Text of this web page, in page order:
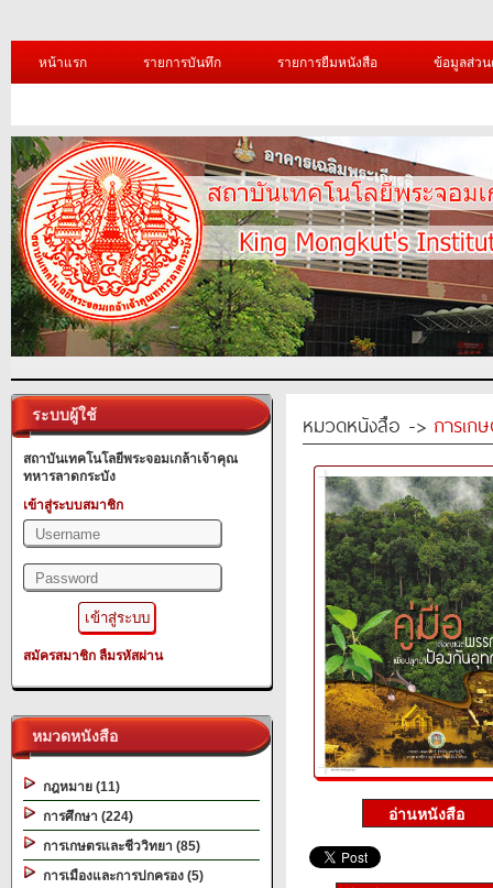
หน้าแรก รายการบันทึก รายการยืมหนังสือ ข้อมูลส่ว
ระบบผู้ใช้
สถาบันเทคโนโลยีพระจอมเกล้าเจ้าคุณ
ทหารลาดกระบัง
เข้าสู่ระบบสมาชิก
สมัครสมาชิก ลืมรหัสผ่าน
หมวดหนังสือ
กฎหมาย (11)
การศึกษา (224)
การเกษตรและชีววิทยา (85)
การเมืองและการปกครอง (5)
หมวดหนังสือ -> การเก